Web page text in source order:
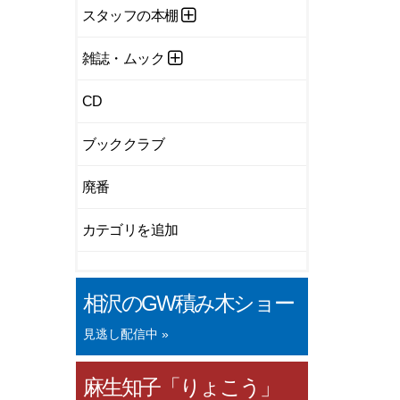
スタッフの本棚
雑誌・ムック
CD
ブッククラブ
廃番
カテゴリを追加
相沢のGW積み木ショー
見逃し配信中 »
麻生知子「りょこう」